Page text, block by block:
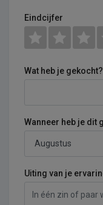
Eindcijfer
Wat heb je gekocht?
Wanneer heb je dit
Uiting van je